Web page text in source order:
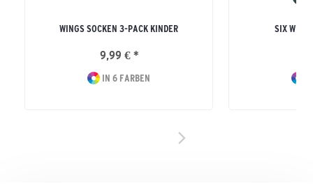
WINGS SOCKEN 3-PACK KINDER
9,99 € *
IN 6 FARBEN
SIX